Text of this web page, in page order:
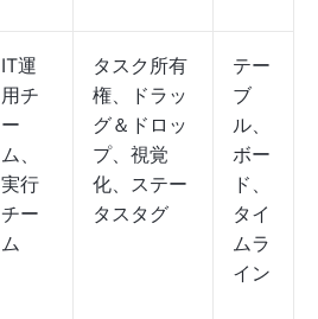
IT運
用チ
ー
ム、
実行
チー
ム
タスク所有
権、ドラッ
グ＆ドロッ
プ、視覚
化、ステー
タスタグ
テー
ブ
ル、
ボー
ド、
タイ
ムラ
イン